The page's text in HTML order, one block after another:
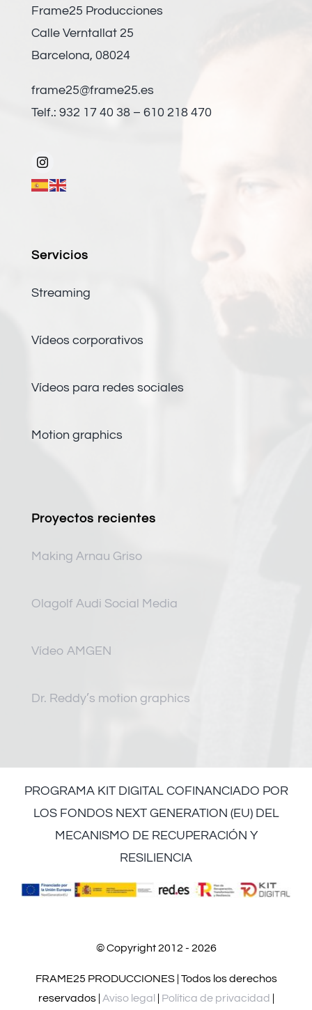
Frame25 Producciones
Calle Verntallat 25
Barcelona, 08024
frame25@frame25.es
Telf.: 932 17 40 38 – 610 218 470
Servicios
Streaming
Vídeos corporativos
Vídeos para redes sociales
Motion graphics
Proyectos recientes
Making Arnau Griso
Olagolf Audi Social Media
Vídeo AMGEN
Dr. Reddy’s motion graphics
PROGRAMA KIT DIGITAL COFINANCIADO POR
LOS FONDOS NEXT GENERATION (EU) DEL
MECANISMO DE RECUPERACIÓN Y
RESILIENCIA
© Copyright 2012 - 2026
FRAME25 PRODUCCIONES | Todos los derechos
reservados | Aviso legal Política de privacidad